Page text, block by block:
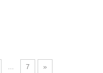
7 »